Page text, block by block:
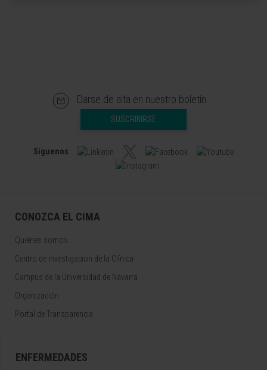
Darse de alta en nuestro boletín
SUSCRIBIRSE
Síguenos
CONOZCA EL CIMA
Quiénes somos
Centro de Investigacion de la Clínica
Campus de la Universidad de Navarra
Organización
Portal de Transparencia
ENFERMEDADES